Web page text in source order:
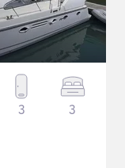
3 3